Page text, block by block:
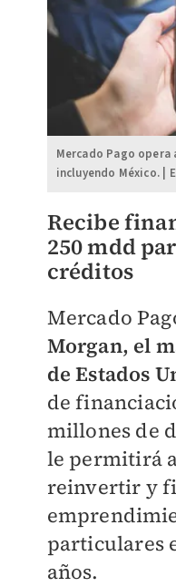
Mercado Pago
incluyendo México. |
Recibe
250 mdd
créditos
Mercado
Morgan, el
de Estados
de
millones de
le permitirá
reinvertir y
particulares
años.